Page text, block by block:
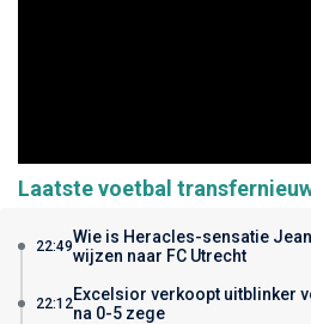
Laatste voetbal
22:49Wie is Heracles-sensatie
wijzen naar FC Utrecht
22:12Excelsior verkoopt uitblinker
na 0-5 zege